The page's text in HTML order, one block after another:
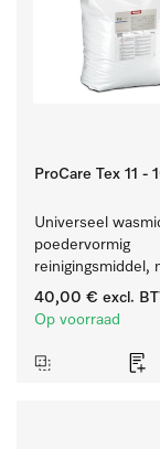
ProCare Tex 11 -
Universeel
poedervormig
reinigingsmiddel,
alkalisch, 10 kg
reinigen van wit
40,00 € excl.
Op voorraad